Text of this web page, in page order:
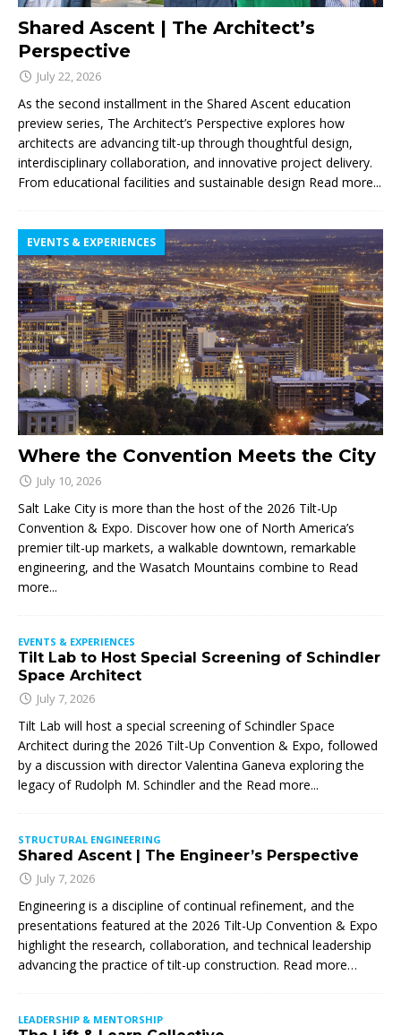
Shared Ascent | The Architect’s
Perspective
July 22, 2026
As the second installment in the Shared Ascent education
preview series, The Architect’s Perspective explores how
architects are advancing tilt-up through thoughtful design,
interdisciplinary collaboration, and innovative project delivery.
From educational facilities and sustainable design Read more...
Where the Convention Meets the City
EVENTS & EXPERIENCES
July 10, 2026
Salt Lake City is more than the host of the 2026 Tilt-Up
Convention & Expo. Discover how one of North America’s
premier tilt-up markets, a walkable downtown, remarkable
engineering, and the Wasatch Mountains combine to Read
more...
EVENTS & EXPERIENCES
Tilt Lab to Host Special Screening of Schindler
Space Architect
July 7, 2026
Tilt Lab will host a special screening of Schindler Space
Architect during the 2026 Tilt-Up Convention & Expo, followed
by a discussion with director Valentina Ganeva exploring the
legacy of Rudolph M. Schindler and the Read more...
STRUCTURAL ENGINEERING
Shared Ascent | The Engineer’s Perspective
July 7, 2026
Engineering is a discipline of continual refinement, and the
presentations featured at the 2026 Tilt-Up Convention & Expo
highlight the research, collaboration, and technical leadership
advancing the practice of tilt-up construction. Read more…
LEADERSHIP & MENTORSHIP